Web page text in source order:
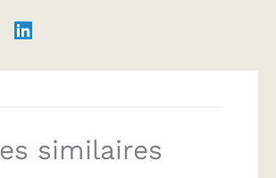
similaires